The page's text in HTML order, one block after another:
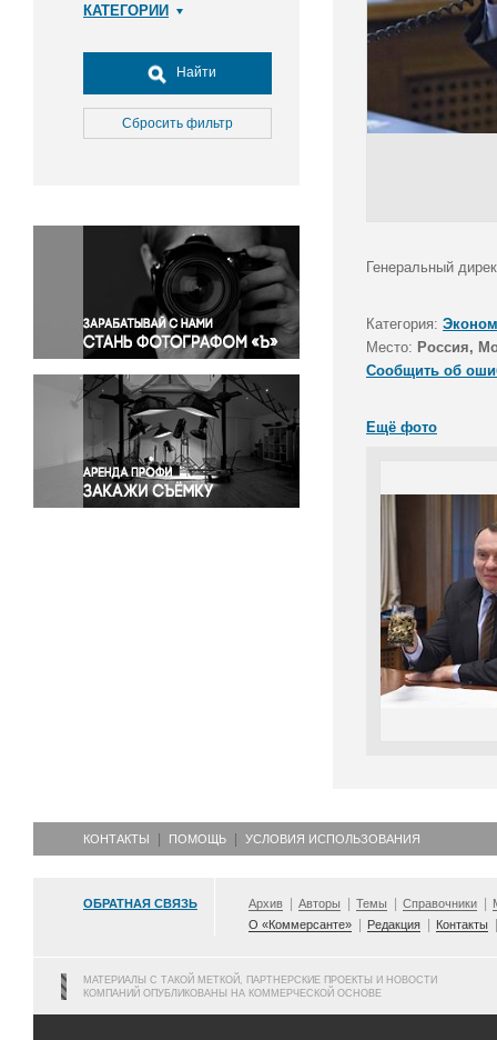
КАТЕГОРИИ
Досуг, туризм и отдых
Культура
Медицина
Окружающая среда
Политика
Правосудие
Происшествия и конфликты
Религия
Светская жизнь
Спорт
Экология
Экономика и бизнес
Найти
Сбросить фильтр
Генеральный
Категория:
Место: Россия,
Сообщить об
Ещё фото
КОНТАКТЫ ПОМОЩЬ УСЛОВИЯ ИСПОЛЬЗОВАНИЯ
ОБРАТНАЯ СВЯЗЬ Архив Авторы Темы Справочники
О «Коммерсанте»
Редакция Контакты
МАТЕРИАЛЫ С ТАКОЙ МЕТКОЙ, ПАРТНЕРСКИЕ ПРОЕКТЫ И НОВОСТИ
КОМПАНИЙ ОПУБЛИКОВАНЫ НА КОММЕРЧЕСКОЙ ОСНОВЕ